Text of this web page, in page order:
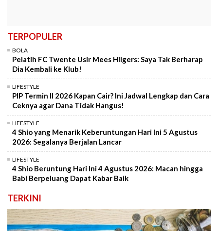
TERPOPULER
BOLA
Pelatih FC Twente Usir Mees Hilgers: Saya Tak Berharap
Dia Kembali ke Klub!
LIFESTYLE
PIP Termin II 2026 Kapan Cair? Ini Jadwal Lengkap dan Cara
Ceknya agar Dana Tidak Hangus!
LIFESTYLE
4 Shio yang Menarik Keberuntungan Hari Ini 5 Agustus
2026: Segalanya Berjalan Lancar
LIFESTYLE
4 Shio Beruntung Hari Ini 4 Agustus 2026: Macan hingga
Babi Berpeluang Dapat Kabar Baik
TERKINI